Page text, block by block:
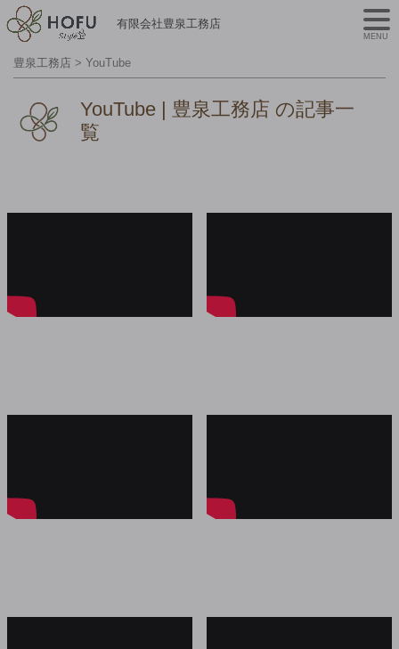
有限会社豊泉工務店
豊泉工務店 > YouTube
YouTube | 豊泉工務店 の記事一
覧
MENU